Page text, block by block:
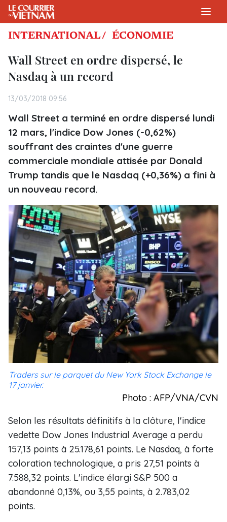
INTERNATIONAL / ÉCONOMIE
Wall Street en ordre dispersé, le
Nasdaq à un record
13/03/2018 09:56
Wall Street a terminé en ordre dispersé lundi
12 mars, l'indice Dow Jones (-0,62%)
souffrant des craintes d'une guerre
commerciale mondiale attisée par Donald
Trump tandis que le Nasdaq (+0,36%) a fini à
un nouveau record.
Traders sur le parquet du New York Stock Exchange le
17 janvier.
Photo : AFP/VNA/CVN
Selon les résultats définitifs à la clôture, l'indice
vedette Dow Jones Industrial Average a perdu
157,13 points à 25.178,61 points. Le Nasdaq, à forte
coloration technologique, a pris 27,51 points à
7.588,32 points. L'indice élargi S&P 500 a
abandonné 0,13%, ou 3,55 points, à 2.783,02
points.